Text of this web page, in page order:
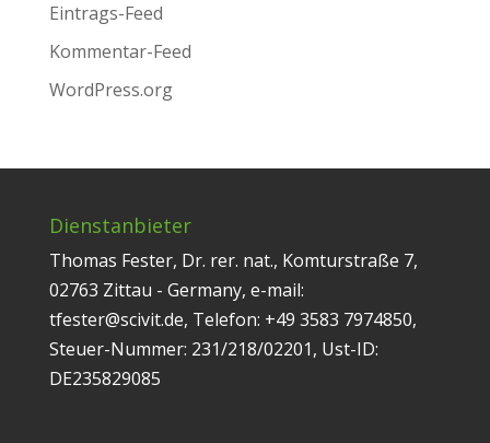
Eintrags-Feed
Kommentar-Feed
WordPress.org
Dienstanbieter
Thomas Fester, Dr. rer. nat., Komturstraße 7,
02763 Zittau - Germany, e-mail:
tfester@scivit.de, Telefon: +49 3583 7974850,
Steuer-Nummer: 231/218/02201, Ust-ID:
DE235829085